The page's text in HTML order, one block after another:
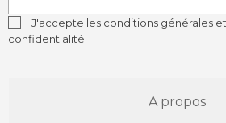
J'accepte les conditions générales
confidentialité
A propos